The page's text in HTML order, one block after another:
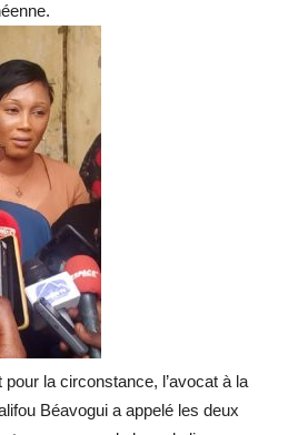
la circonstance, l’avocat à la
Béavogui a appelé les deux